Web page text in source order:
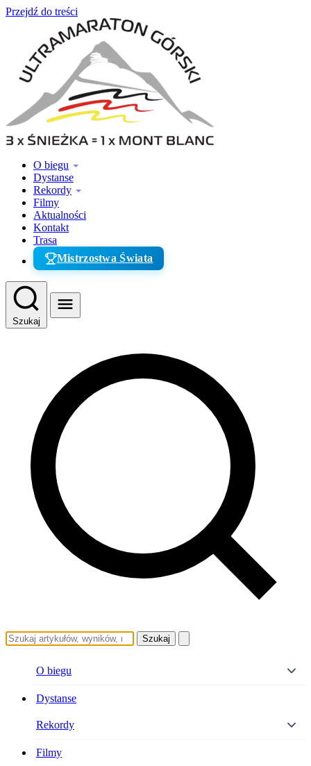
Przejdź do treści
O biegu
Dystanse
Rekordy
Filmy
Aktualności
Kontakt
Trasa
Mistrzostwa Świata
Szukaj
Szukaj
O biegu
Dystanse
Rekordy
Filmy